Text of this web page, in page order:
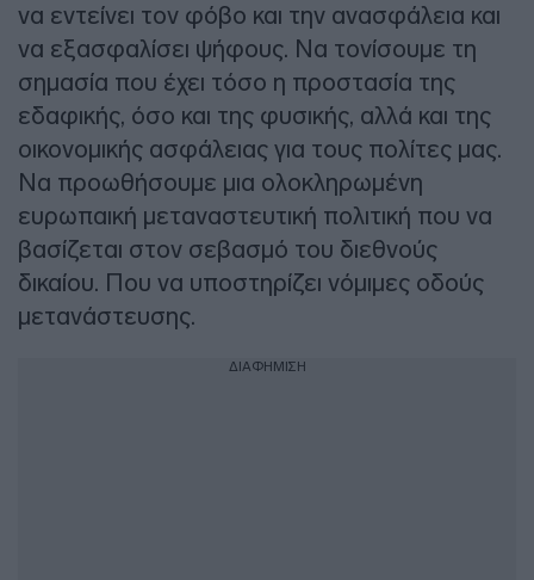
να εντείνει τον φόβο και την ανασφάλεια και
να εξασφαλίσει ψήφους. Να τονίσουμε τη
σημασία που έχει τόσο η προστασία της
εδαφικής, όσο και της φυσικής, αλλά και της
οικονομικής ασφάλειας για τους πολίτες μας.
Να προωθήσουμε μια ολοκληρωμένη
ευρωπαική μεταναστευτική πολιτική που να
βασίζεται στον σεβασμό του διεθνούς
δικαίου. Που να υποστηρίζει νόμιμες οδούς
μετανάστευσης.
ΔΙΑΦΗΜΙΣΗ